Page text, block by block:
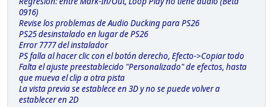
0916)
Revise los problemas de Audio Ducking para PS26
PS25 desinstalado en lugar de PS26
Error 7777 del instalador
PS falla al hacer clic con el botón derecho, Efecto->Copiar todo
Falta el ajuste preestablecido "Personalizado" de efectos, hasta
que mueva el clip a otra pista
La vista previa se establece en 3D y no se puede volver a
establecer en 2D